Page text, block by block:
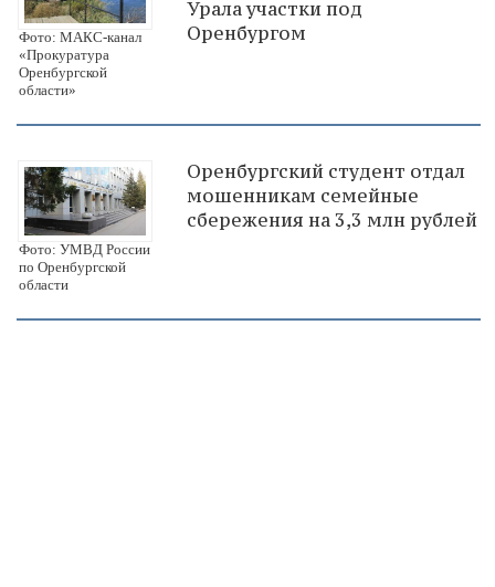
Фото: МАКС-канал
«Прокуратура
Оренбургской
области»
Урала участки под
Оренбургом
Фото: УМВД России
по Оренбургской
области
Оренбургский студент отдал
мошенникам семейные
сбережения на 3,3 млн рублей